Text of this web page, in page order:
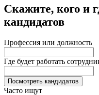
Скажите, кого и
кандидатов
Профессия или должность
Где будет работать
Посмотреть кандидатов
Часто ищут